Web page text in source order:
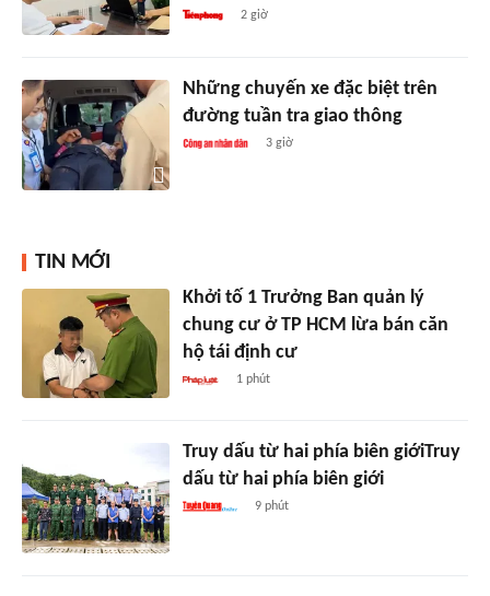
2 giờ
Những chuyến xe đặc biệt trên
đường tuần tra giao thông
3 giờ
TIN MỚI
Khởi tố 1 Trưởng Ban quản lý
chung cư ở TP HCM lừa bán căn
hộ tái định cư
1 phút
Truy dấu từ hai phía biên giớiTruy
dấu từ hai phía biên giới
9 phút